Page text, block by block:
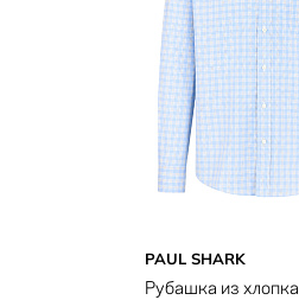
PAUL SHARK
Рубашка из хлопка